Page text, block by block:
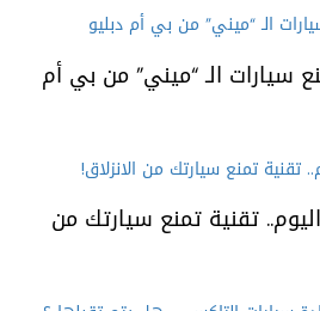
سيارات الـ “ميني” من بي أم
تقنية تمنع سيارتك من